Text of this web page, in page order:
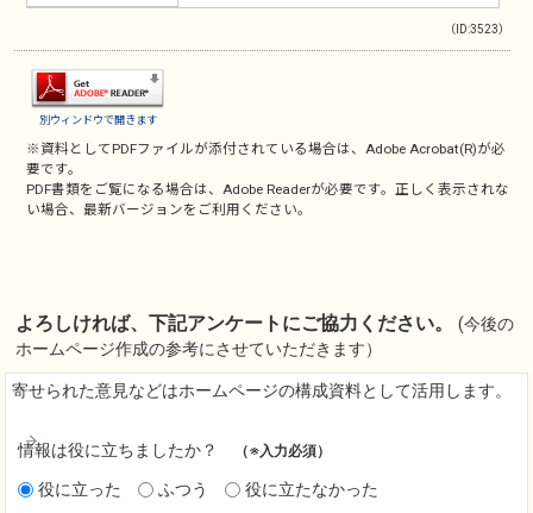
（ID:3523）
別ウィンドウで開きます
※資料としてPDFファイルが添付されている場合は、Adobe Acrobat(R)が必
要です。
PDF書類をご覧になる場合は、Adobe Readerが必要です。正しく表示されな
い場合、最新バージョンをご利用ください。